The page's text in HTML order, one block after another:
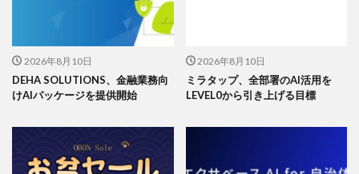
2026年8月10日
DEHA SOLUTIONS、金融業務向
けAIパッケージを提供開始
2026年8月10日
ミラタップ、全部署のAI活用を
LEVEL0から引き上げる目標